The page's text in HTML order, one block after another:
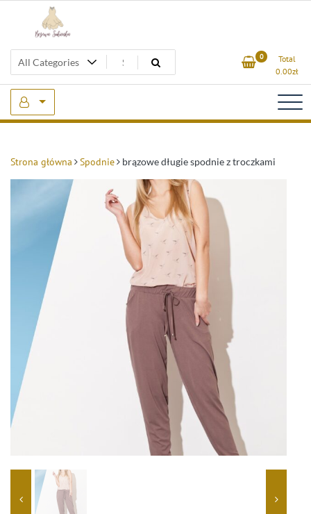
Beżowa Sukienka 0
Total
0.00zł
Strona główna Spodnie brązowe długie spodnie z troczkami